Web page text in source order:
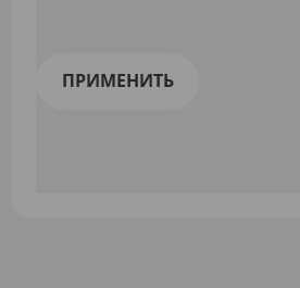
ПРИМЕНИТЬ